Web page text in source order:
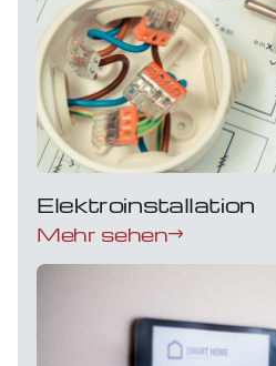
Elektroinstallation
Mehr sehen